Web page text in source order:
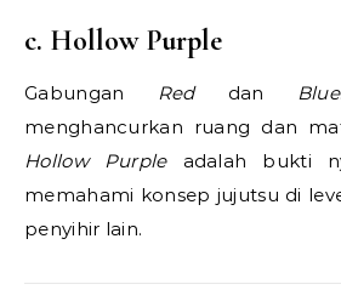
c. Hollow Purple
Gabungan Reddan Blue
menghancurkan ruang dan
Hollow Purpleadalah bukti
memahami konsep jujutsu di
penyihir lain.